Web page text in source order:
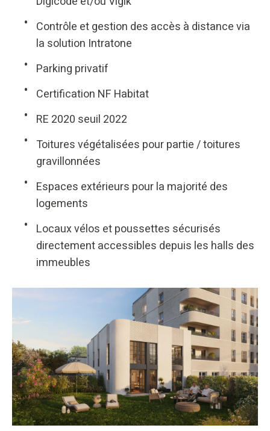
Contrôle et gestion des accès à distance via
la solution Intratone
Parking privatif
Certification NF Habitat
RE 2020 seuil 2022
Toitures végétalisées pour partie / toitures
gravillonnées
Espaces extérieurs pour la majorité des
logements
Locaux vélos et poussettes sécurisés
directement accessibles depuis les halls des
immeubles